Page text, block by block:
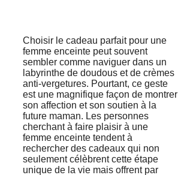
Choisir le cadeau parfait pour une
femme enceinte peut souvent
sembler comme naviguer dans un
labyrinthe de doudous et de crèmes
anti-vergetures. Pourtant, ce geste
est une magnifique façon de montrer
son affection et son soutien à la
future maman. Les personnes
cherchant à faire plaisir à une
femme enceinte tendent à
rechercher des cadeaux qui non
seulement célèbrent cette étape
unique de la vie mais offrent par